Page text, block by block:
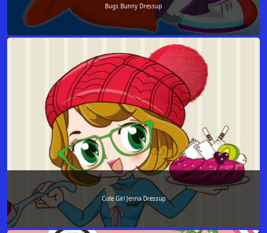
Bugs Bunny Dressup
Cute Girl Jenna Dressup